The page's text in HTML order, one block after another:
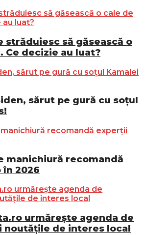
străduiesc să găsească o
Ce decizie au luat?
sărut pe gură cu soțul
manichiură recomandă
2026
urmărește agenda de
noutățile de interes local